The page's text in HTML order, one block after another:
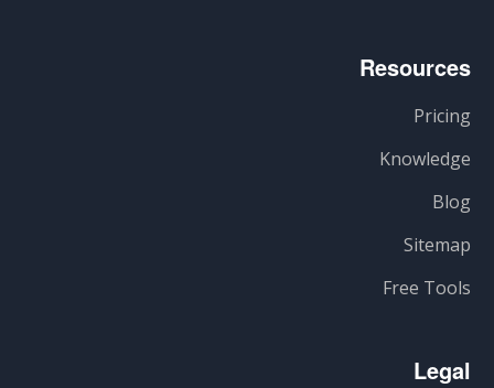
Resources
Pricing
Knowledge
Blog
Sitemap
Free Tools
Legal